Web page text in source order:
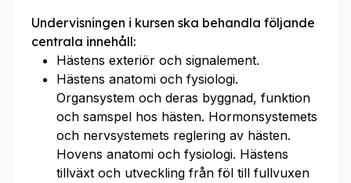
Undervisningen i kursen ska behandla följande
centrala innehåll:
Hästens exteriör och signalement.
Hästens anatomi och fysiologi.
Organsystem och deras byggnad, funktion
och samspel hos hästen. Hormonsystemets
och nervsystemets reglering av hästen.
Hovens anatomi och fysiologi. Hästens
tillväxt och utveckling från föl till fullvuxen